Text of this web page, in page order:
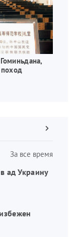
За все время
Следующая
ад Украину